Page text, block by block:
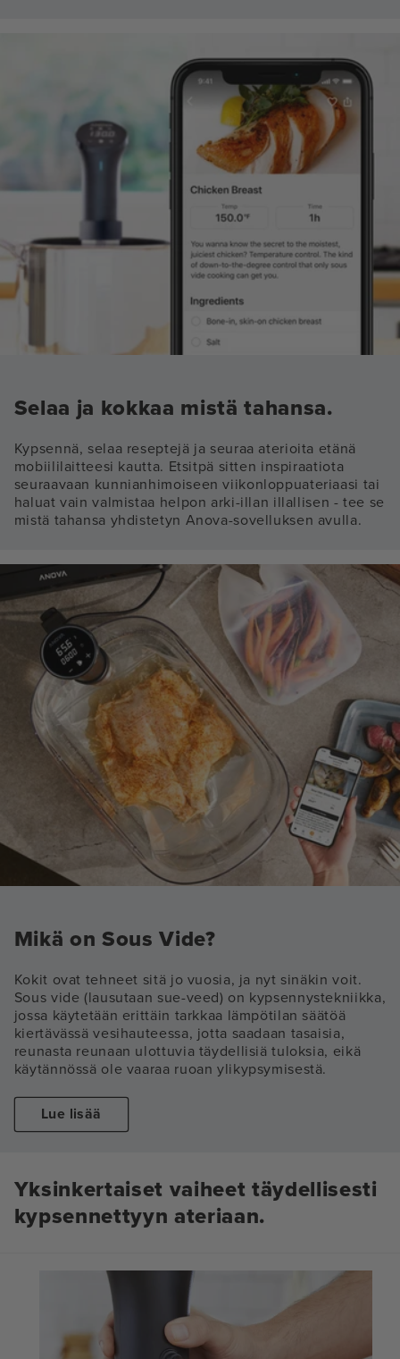
Selaa ja kokkaa mistä tahansa.
Kypsennä, selaa reseptejä ja seuraa aterioita etänä
mobiililaitteesi kautta. Etsitpä sitten inspiraatiota
seuraavaan kunnianhimoiseen viikonloppuateriaasi tai
haluat vain valmistaa helpon arki-illan illallisen - tee se
mistä tahansa yhdistetyn Anova-sovelluksen avulla.
Mikä on Sous Vide?
Kokit ovat tehneet sitä jo vuosia, ja nyt sinäkin voit.
Sous vide (lausutaan sue-veed) on kypsennystekniikka,
jossa käytetään erittäin tarkkaa lämpötilan säätöä
kiertävässä vesihauteessa, jotta saadaan tasaisia,
reunasta reunaan ulottuvia täydellisiä tuloksia, eikä
käytännössä ole vaaraa ruoan ylikypsymisestä.
Lue lisää
Yksinkertaiset vaiheet täydellisesti
kypsennettyyn ateriaan.